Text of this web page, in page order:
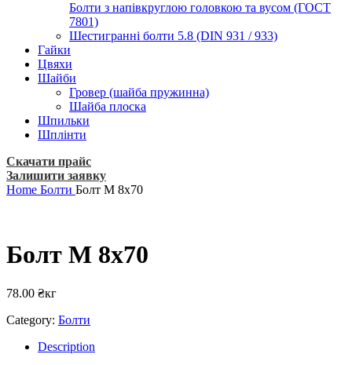
Болти з напівкруглою головкою та вусом (ГОСТ
7801)
Шестигранні болти 5.8 (DIN 931 / 933)
Гайки
Цвяхи
Шайби
Гровер (шайба пружинна)
Шайба плоска
Шпильки
Шплінти
Скачати прайс
Залишити заявку
Home Болти Болт М 8х70
Болт М 8х70
78.00 ₴кг
Category: Болти
Description